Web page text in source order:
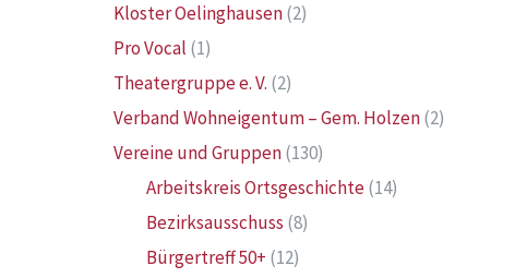
Kloster Oelinghausen(2)
Pro Vocal (1)
Theatergruppe e. V. (2)
Verband Wohneigentum – Gem. Holzen(2)
Vereine und Gruppen(130)
Arbeitskreis Ortsgeschichte(14)
Bezirksausschuss (8)
Bürgertreff 50+ (12)